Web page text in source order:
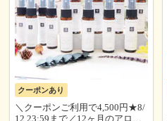
クーポンあり
＼クーポンご利用で4,500円★8/
12 23:59まで／12ヶ月のアロマ